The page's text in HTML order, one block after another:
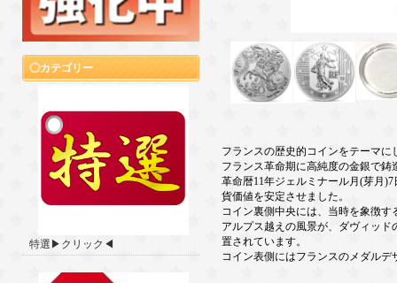
カテゴリー
特選▶クリック◀
フランスの歴史的コインをテーマ
フランス革命期に高純度の金銀で
革命暦11年ジェルミナール月(芽月
貨価値を安定させました。
コイン裏側中央には、当時を象徴
アルプス越えの風景が、ダヴィッ
置されています。
コイン表側にはフランスのメダル